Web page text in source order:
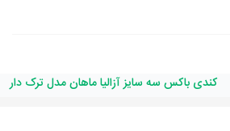
کندی باکس سه سایز آزالیا ماهان مدل ترک دار